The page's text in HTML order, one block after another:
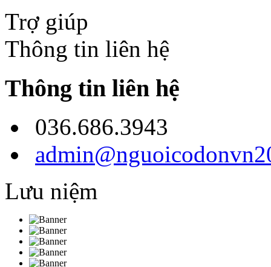
Trợ giúp
Thông tin liên hệ
Thông tin liên hệ
036.686.3943
Lưu niệm